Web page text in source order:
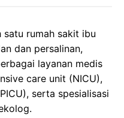
satu rumah sakit ibu
dan persalinan,
layanan medis
care unit (NICU),
serta spesialisasi